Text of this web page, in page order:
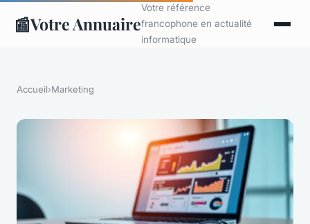
📰Votre Annuaire
Votre référence
francophone en actualité
informatique
Accueil›Marketing